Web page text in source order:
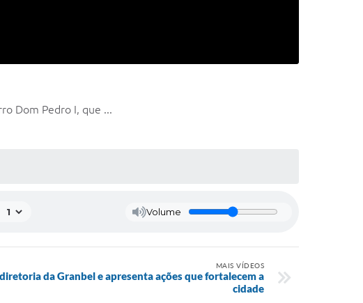
Dom Pedro I, que ...
Volume
MAIS VÍDEOS
da Granbel e apresenta ações que fortalecem a
cidade